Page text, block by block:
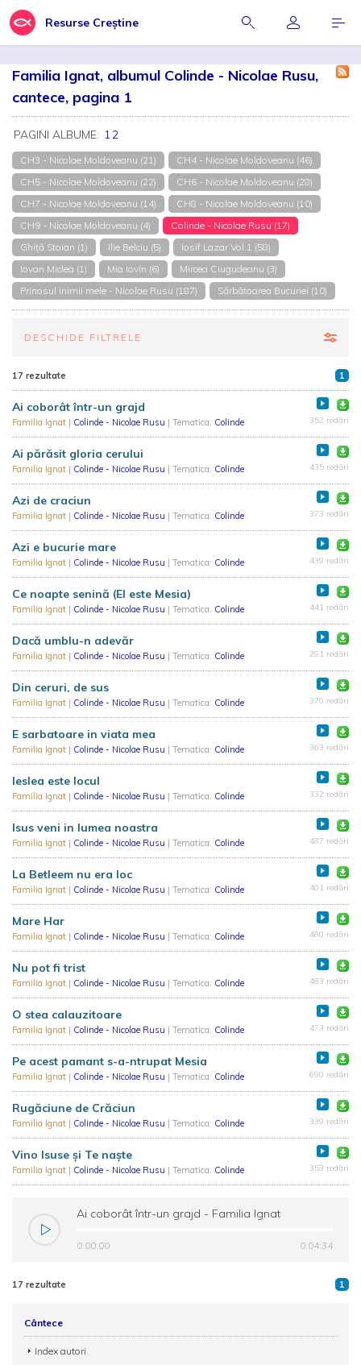
Resurse Creștine
Familia Ignat, albumul Colinde - Nicolae Rusu,
cantece, pagina 1
PAGINI ALBUME: 12
CH3 - Nicolae Moldoveanu (21)
CH4 - Nicolae Moldoveanu (46)
CH5 - Nicolae Moldoveanu (22)
CH6 - Nicolae Moldoveanu (28)
CH7 - Nicolae Moldoveanu (14)
CH8 - Nicolae Moldoveanu (10)
CH9 - Nicolae Moldoveanu (4)
Colinde - Nicolae Rusu (17)
Ghiță Stoian (1)
Ilie Belciu (5)
Iosif Lazar Vol.1 (58)
Iovan Miclea (1)
Mia Iovin (6)
Mircea Ciugudeanu (3)
Prinosul inimii mele - Nicolae Rusu (187)
Sărbătoarea Bucuriei (10)
DESCHIDE FILTRELE
17 rezultate 1
Ai coborât într-un grajd
Familia Ignat | Colinde - Nicolae Rusu | Tematica: Colinde 352 redări
Ai părăsit gloria cerului
Familia Ignat | Colinde - Nicolae Rusu | Tematica: Colinde 435 redări
Azi de craciun
Familia Ignat | Colinde - Nicolae Rusu | Tematica: Colinde 373 redări
Azi e bucurie mare
Familia Ignat | Colinde - Nicolae Rusu | Tematica: Colinde 439 redări
Ce noapte senină (El este Mesia)
Familia Ignat | Colinde - Nicolae Rusu | Tematica: Colinde 441 redări
Dacă umblu-n adevăr
Familia Ignat | Colinde - Nicolae Rusu | Tematica: Colinde 291 redări
Din ceruri, de sus
Familia Ignat | Colinde - Nicolae Rusu | Tematica: Colinde 370 redări
E sarbatoare in viata mea
Familia Ignat | Colinde - Nicolae Rusu | Tematica: Colinde 363 redări
Ieslea este locul
Familia Ignat | Colinde - Nicolae Rusu | Tematica: Colinde 332 redări
Isus veni in lumea noastra
Familia Ignat | Colinde - Nicolae Rusu | Tematica: Colinde 487 redări
La Betleem nu era loc
Familia Ignat | Colinde - Nicolae Rusu | Tematica: Colinde 401 redări
Mare Har
Familia Ignat | Colinde - Nicolae Rusu | Tematica: Colinde 480 redări
Nu pot fi trist
Familia Ignat | Colinde - Nicolae Rusu | Tematica: Colinde 483 redări
O stea calauzitoare
Familia Ignat | Colinde - Nicolae Rusu | Tematica: Colinde 473 redări
Pe acest pamant s-a-ntrupat Mesia
Familia Ignat | Colinde - Nicolae Rusu | Tematica: Colinde 690 redări
Rugăciune de Crăciun
Familia Ignat | Colinde - Nicolae Rusu | Tematica: Colinde 339 redări
Vino Isuse și Te naște
Familia Ignat | Colinde - Nicolae Rusu | Tematica: Colinde 353 redări
Ai coborât într-un grajd - Familia Ignat
0:00:00 0:04:34
17 rezultate 1
Cântece
Index autori